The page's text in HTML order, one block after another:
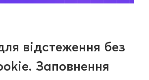
відстеження без
Заповнення